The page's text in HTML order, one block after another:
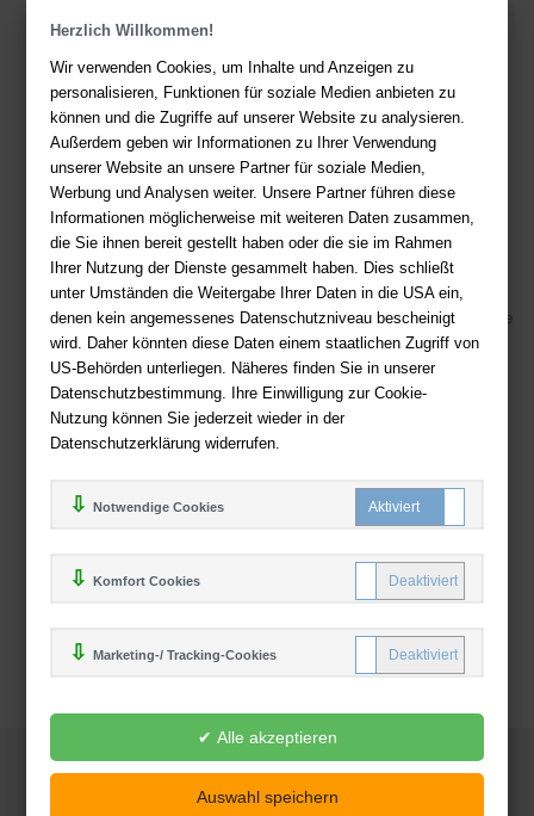
Herzlich Willkommen!
Wir verwenden Cookies, um Inhalte und Anzeigen zu
personalisieren, Funktionen für soziale Medien anbieten zu
können und die Zugriffe auf unserer Website zu analysieren.
Außerdem geben wir Informationen zu Ihrer Verwendung
unserer Website an unsere Partner für soziale Medien,
Werbung und Analysen weiter. Unsere Partner führen diese
Informationen möglicherweise mit weiteren Daten zusammen,
die Sie ihnen bereit gestellt haben oder die sie im Rahmen
Ihrer Nutzung der Dienste gesammelt haben. Dies schließt
unter Umständen die Weitergabe Ihrer Daten in die USA ein,
denen kein angemessenes Datenschutzniveau bescheinigt
wird. Daher könnten diese Daten einem staatlichen Zugriff von
US-Behörden unterliegen. Näheres finden Sie in unserer
Datenschutzbestimmung. Ihre Einwilligung zur Cookie-
Nutzung können Sie jederzeit wieder in der
Datenschutzerklärung widerrufen.
Notwendige Cookies
Komfort Cookies
Marketing-/ Tracking-Cookies
Kontakt
Hier finden Sie Antworten auf häufig gestellte
Fragen.
Fragen per E-Mail:service@deutsche-buchhandlung.de
Telefon: +49 (0)511 - 982 684 41
Ihre Vorteile bei uns
Kostenloser Versand ab 36,- EUR Bestellwert
Sicherer Online Shop und Zahlung mit SSL-Verschlüsselung
Viele Zahlungsmethoden wie PayPal, Amazon Payment, Vorkasse
Zahlweisen
Deutsche-Buchhandlung.de
www.deutsche-buchhandlung.de ist ein Angebot der
Handelsgesellschaft mbH